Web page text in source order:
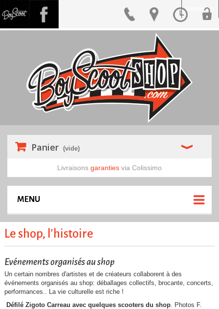
Connexion
Panier (vide)
Livraisons garanties via Colissimo
MENU
Le shop, l'histoire
Evénements organisés au shop
Un certain nombres d'artistes et de créateurs collaborent à des
événements organisés au shop: déballages collectifs, brocante, concerts,
performances.. La vie culturelle est riche !
Défilé Zigoto Carreau avec quelques scooters du shop. Photos F.